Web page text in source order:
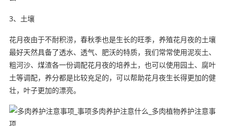
3、土壤
花月夜由于不耐积涝，春秋季也是生长的旺季，养殖花月夜的土壤
最好天然具备了透水、透气、肥沃的特质，我们常常使用泥炭土、
粗河沙、煤渣各一份调配花月夜的培养土，也可以使用园土、腐叶
土等调配，养分都是比较充足的，可以帮助花月夜生长得更加的健
壮，叶子更加的漂亮。